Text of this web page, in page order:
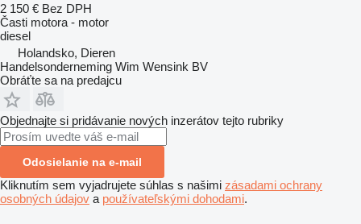
2 150 € Bez DPH
Časti motora - motor
diesel
Holandsko, Dieren
Handelsonderneming Wim Wensink BV
Obráťte sa na predajcu
Objednajte si pridávanie nových inzerátov tejto rubriky
Odosielanie na e-mail
Kliknutím sem vyjadrujete súhlas s našimi zásadami ochrany
osobných údajov a používateľskými dohodami.